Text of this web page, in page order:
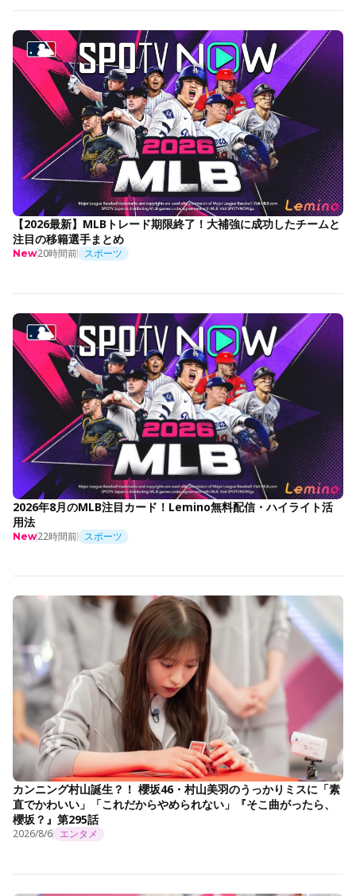
【2026最新】MLBトレード期限終了！大補強に成功したチームと
注目の移籍選手まとめ
New20時間前 スポーツ
2026年8月のMLB注目カード！Lemino無料配信・ハイライト活
用法
New22時間前 スポーツ
カンニング村山誕生？！ 櫻坂46・村山美羽のうっかりミスに「素
直でかわいい」「これだからやめられない」『そこ曲がったら、
櫻坂？』第295話
2026/8/6 エンタメ